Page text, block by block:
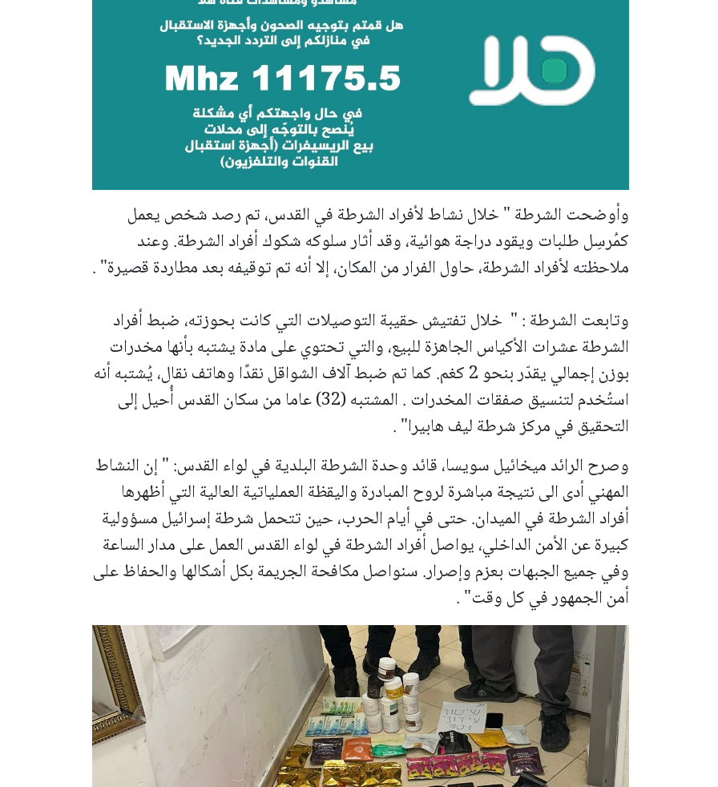
وأوضحت الشرطة " خلال نشاط لأفراد الشرطة في القدس، تم رصد شخص يعمل
كمُرسِل طلبات ويقود دراجة هوائية، وقد أثار سلوكه شكوك أفراد الشرطة. وعند
ملاحظته لأفراد الشرطة، حاول الفرار من المكان، إلا أنه تم توقيفه بعد مطاردة قصيرة" .
وتابعت الشرطة : " خلال تفتيش حقيبة التوصيلات التي كانت بحوزته، ضبط أفراد
الشرطة عشرات الأكياس الجاهزة للبيع، والتي تحتوي على مادة يشتبه بأنها مخدرات
بوزن إجمالي يقدّر بنحو 2 كغم. كما تم ضبط آلاف الشواقل نقدًا وهاتف نقال، يُشتبه أنه
استُخدم لتنسيق صفقات المخدرات .
المشتبه (32) عاما من سكان القدس أُحيل إلى
التحقيق في مركز شرطة ليف هابيرا" .
وصرح الرائد ميخائيل سويسا، قائد وحدة الشرطة البلدية في لواء القدس: "إن النشاط
المهني أدى الى نتيجة مباشرة لروح المبادرة واليقظة العملياتية العالية التي أظهرها
أفراد الشرطة في الميدان. حتى في أيام الحرب، حين تتحمل شرطة إسرائيل مسؤولية
كبيرة عن الأمن الداخلي، يواصل أفراد الشرطة في لواء القدس العمل على مدار الساعة
وفي جميع الجبهات بعزم وإصرار. سنواصل مكافحة الجريمة بكل أشكالها والحفاظ على
أمن الجمهور في كل وقت" .